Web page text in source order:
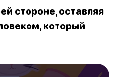
стороне, оставляя
который